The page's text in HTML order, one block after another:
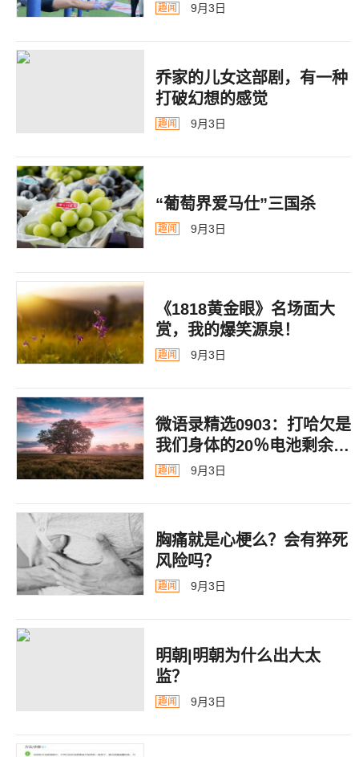
趣闻 9月3日
乔家的儿女这部剧，有一种
打破幻想的感觉
趣闻 9月3日
“葡萄界爱马仕”三国杀
趣闻 9月3日
《1818黄金眼》名场面大
赏，我的爆笑源泉！
趣闻 9月3日
微语录精选0903：打哈欠是
我们身体的20％电池剩余警
告
趣闻 9月3日
胸痛就是心梗么？会有猝死
风险吗？
趣闻 9月3日
明朝|明朝为什么出大太
监？ ​​​
趣闻 9月3日